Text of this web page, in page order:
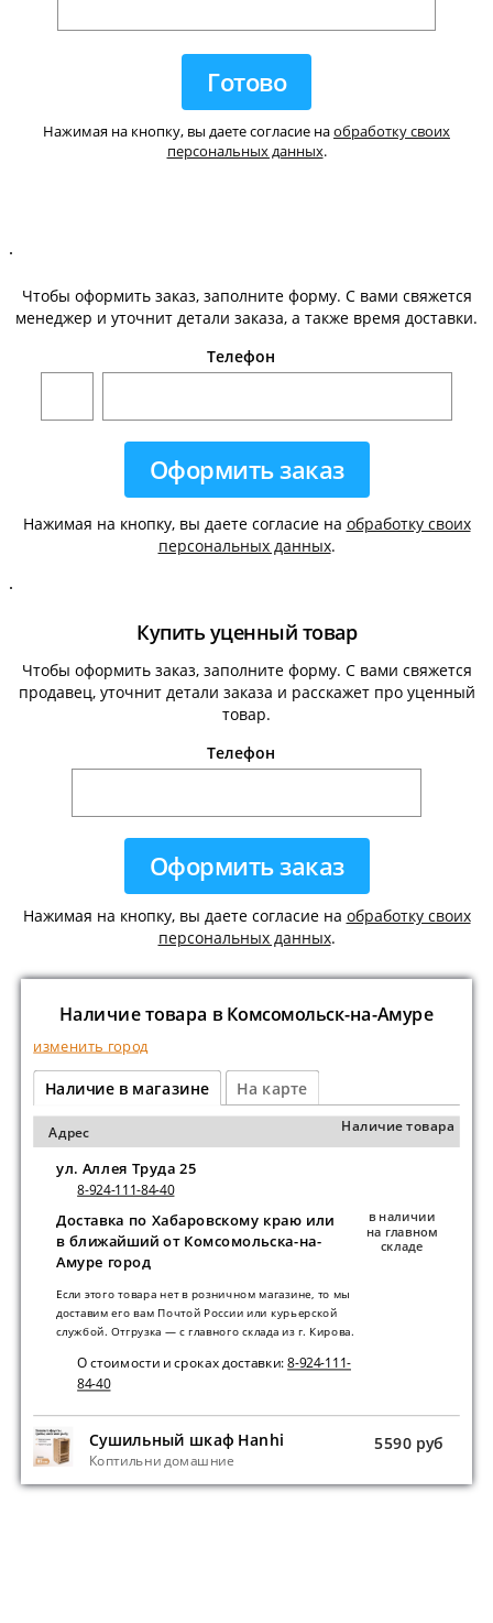
Нажимая на кнопку, вы даете согласие наобработку своих
персональных данных.
.
Чтобы оформить заказ, заполните форму. С вами свяжется
менеджер и уточнит детали заказа, а также время доставки.
Телефон
Нажимая на кнопку, вы даете согласие на обработку своих
персональных данных.
.
Купить уценный товар
Чтобы оформить заказ, заполните форму. С вами свяжется
продавец, уточнит детали заказа и расскажет про уценный
товар.
Телефон
Нажимая на кнопку, вы даете согласие на обработку своих
персональных данных.
Наличие товара в Комсомольск-на-Амуре
изменить город
Наличие в магазине На карте
Адрес Наличие товара
ул. Аллея Труда 25
8-924-111-84-40
Доставка по Хабаровскому краю или
в ближайший от Комсомольска-на-
Амуре город
Если этого товара нет в розничном магазине, то мы
доставим его вам Почтой России или курьерской
службой. Отгрузка — с главного склада из г. Кирова.
О стоимости и сроках доставки:8-924-111-
84-40
в наличии
на главном
складе
Сушильный шкаф Hanhi
Коптильни домашние
5590 руб